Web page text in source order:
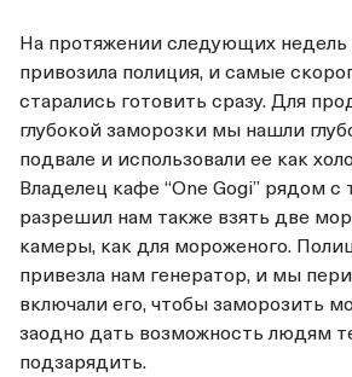
На протяжении следующих
привозила полиция, и самые
старались готовить сразу. Для
глубокой заморозки мы нашли
подвале и использовали ее как
Владелец кафе “One Gogi” рядом с
разрешил нам также взять две
камеры, как для мороженого.
привезла нам генератор, и мы
включали его, чтобы заморозить
заодно дать возможность людям
подзарядить.